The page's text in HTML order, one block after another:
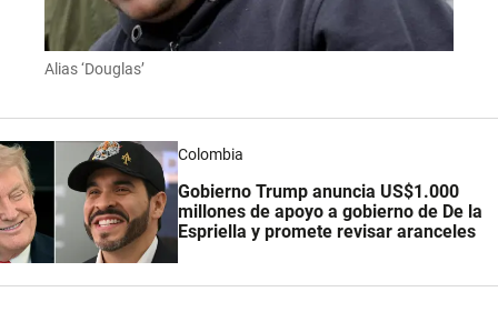
Alias ‘Douglas’
Colombia
Gobierno Trump anuncia US$1.000
millones de apoyo a gobierno de De la
Espriella y promete revisar aranceles